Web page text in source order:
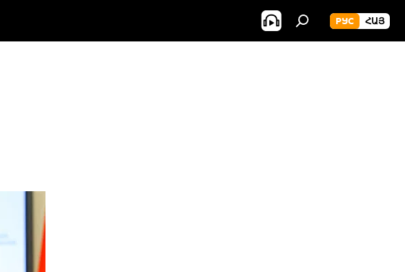
РУС ՀԱՅ